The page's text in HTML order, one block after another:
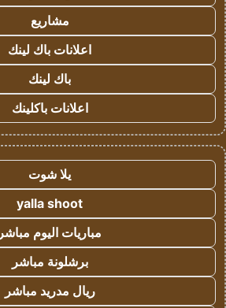
مشاريع
اعلانات باك لينك
باك لينك
اعلانات باكلينك
يلا شوت
yalla shoot
مباريات اليوم مباشر
برشلونة مباشر
ريال مدريد مباشر